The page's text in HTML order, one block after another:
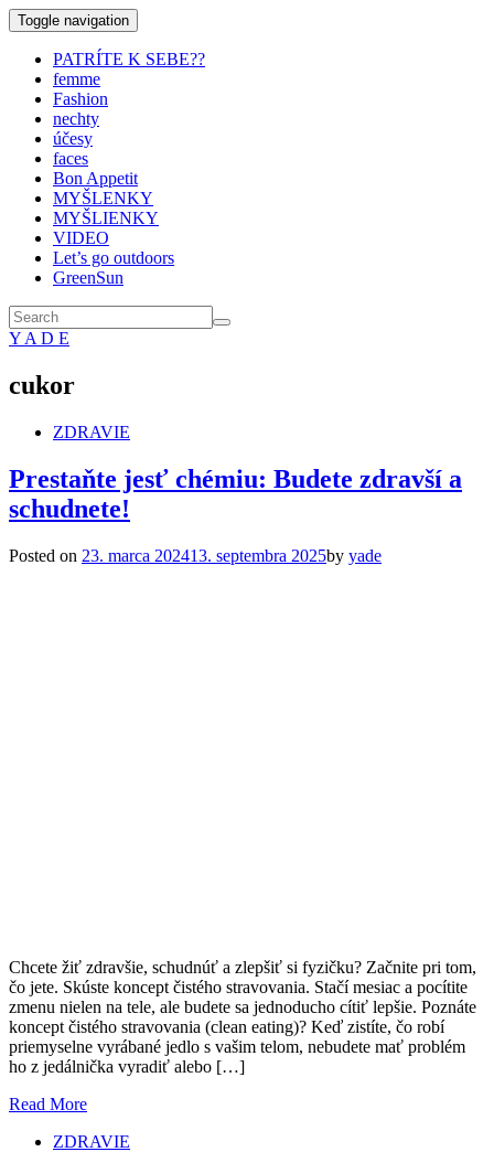
Toggle navigation
PATRÍTE K SEBE??
femme
Fashion
nechty
účesy
faces
Bon Appetit
MYŠLENKY
MYŠLIENKY
VIDEO
Let’s go outdoors
GreenSun
Y A D E
cukor
ZDRAVIE
Prestaňte jesť chémiu: Budete zdravší a
schudnete!
Posted on 23. marca 202413. septembra 2025by yade
Chcete žiť zdravšie, schudnúť a zlepšiť si fyzičku? Začnite pri tom,
čo jete. Skúste koncept čistého stravovania. Stačí mesiac a pocítite
zmenu nielen na tele, ale budete sa jednoducho cítiť lepšie. Poznáte
koncept čistého stravovania (clean eating)? Keď zistíte, čo robí
priemyselne vyrábané jedlo s vašim telom, nebudete mať problém
ho z jedálnička vyradiť alebo […]
Read More
ZDRAVIE